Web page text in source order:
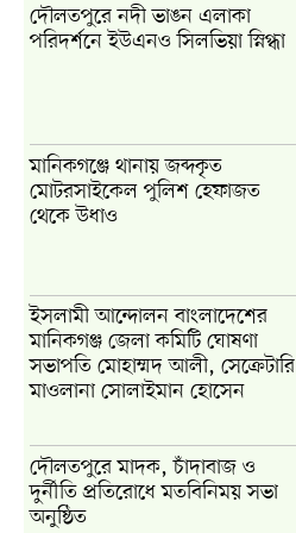
দৌলতপুরে নদী ভাঙন এলাকা
পরিদর্শনে ইউএনও সিলভিয়া স্নিগ্ধা
মানিকগঞ্জে থানায় জব্দকৃত
মোটরসাইকেল পুলিশ হেফাজত
থেকে উধাও
ইসলামী আন্দোলন বাংলাদেশের
মানিকগঞ্জ জেলা কমিটি ঘোষণা
সভাপতি মোহাম্মদ আলী, সেক্রেটারি
মাওলানা সোলাইমান হোসেন
দৌলতপুরে মাদক, চাঁদাবাজ ও
দুর্নীতি প্রতিরোধে মতবিনিময় সভা
অনুষ্ঠিত